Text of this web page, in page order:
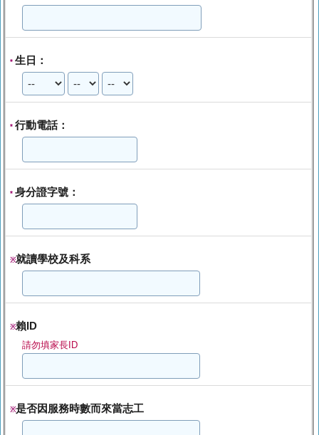
* 生日：
* 行動電話：
* 身分證字號：
※就讀學校及科系
※賴ID
請勿填家長ID
※是否因服務時數而來當志工